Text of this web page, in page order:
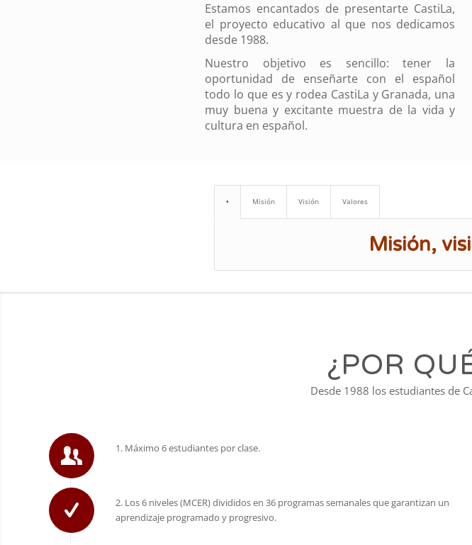
Estamos encantados de presentarte CastiLa,
el proyecto educativo al que nos dedicamos
desde 1988.
Nuestro objetivo es sencillo: tener la
oportunidad de enseñarte con el español
todo lo que es y rodea CastiLa y Granada, una
muy buena y excitante muestra de la vida y
cultura en español.
• Misión Visión Valores
Misión,
¿POR
Desde 1988 los estudiantes de
1. Máximo 6 estudiantes por clase.
2. Los 6 niveles (MCER) divididos en 36 programas semanales que garantizan un
aprendizaje programado y progresivo.